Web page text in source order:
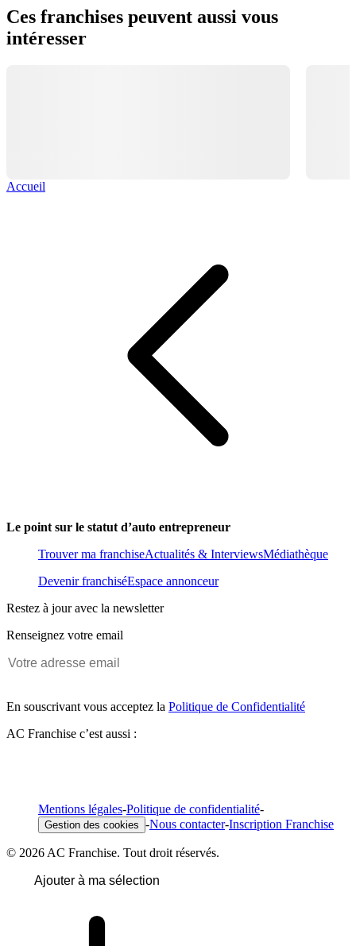
Ces franchises peuvent aussi vous
intéresser
Accueil
Le point sur le statut d’auto entrepreneur
Trouver ma franchiseActualités & InterviewsMédiathèque
Devenir franchiséEspace annonceur
Restez à jour avec la newsletter
Renseignez votre email
En souscrivant vous acceptez la Politique de Confidentialité
AC Franchise c’est aussi :
Mentions légales-Politique de confidentialité-
Gestion des cookies -Nous contacter-Inscription Franchise
© 2026 AC Franchise. Tout droit réservés.
Ajouter à ma sélection